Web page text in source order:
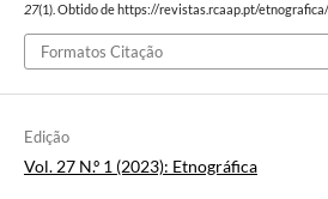
27(1). Obtido de https://revistas.rcaap.pt/
Formatos Citação
Edição
Vol. 27 N.º 1 (2023): Etnográfica